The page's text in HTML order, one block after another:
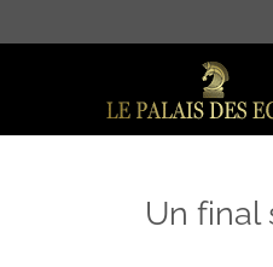
au
Un final